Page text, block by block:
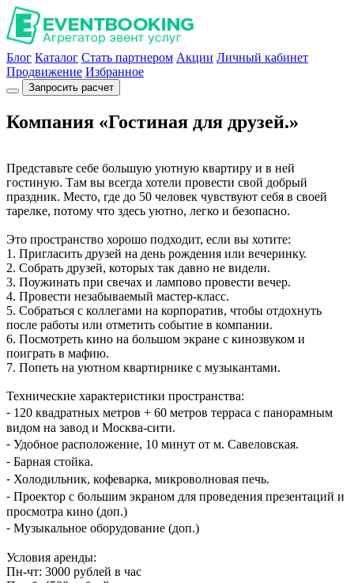
Блог Каталог Стать партнером Акции Личный кабинет
Продвижение Избранное
Запросить расчет
Компания «Гостиная для друзей.»
Представьте себе большую уютную квартиру и в ней
гостиную. Там вы всегда хотели провести свой добрый
праздник. Место, где до 50 человек чувствуют себя в своей
тарелке, потому что здесь уютно, легко и безопасно.
Это пространство хорошо подходит, если вы хотите:
1. Пригласить друзей на день рождения или вечеринку.
2. Собрать друзей, которых так давно не видели.
3. Поужинать при свечах и лампово провести вечер.
4. Провести незабываемый мастер-класс.
5. Собраться с коллегами на корпоратив, чтобы отдохнуть
после работы или отметить событие в компании.
6. Посмотреть кино на большом экране с кинозвуком и
поиграть в мафию.
7. Попеть на уютном квартирнике с музыкантами.
Технические характеристики пространства:
⁃ 120 квадратных метров + 60 метров терраса с панорамным
видом на завод и Москва-сити.
⁃ Удобное расположение, 10 минут от м. Савеловская.
⁃ Барная стойка.
⁃ Холодильник, кофеварка, микроволновая печь.
⁃ Проектор с большим экраном для проведения презентаций и
просмотра кино (доп.)
⁃ Музыкальное оборудование (доп.)
Условия аренды:
Пн-чт: 3000 рублей в час